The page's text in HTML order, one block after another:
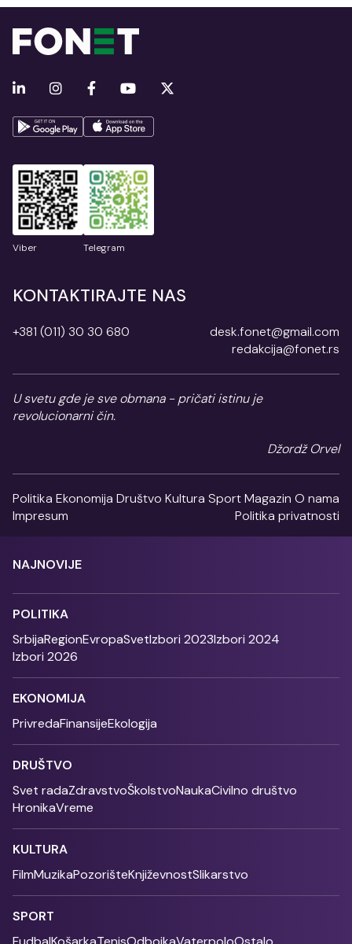
Viber Telegram
KONTAKTIRAJTE NAS
+381 (011) 30 30 680
desk.fonet@gmail.com
redakcija@fonet.rs
U svetu gde je sve obmana - pričati istinu je
revolucionarni čin.
Džordž Orvel
Politika Ekonomija Društvo Kultura SportMagazin O nama
Impresum
Politika privatnosti
NAJNOVIJE
POLITIKA
SrbijaRegionEvropaSvetIzbori 2023Izbori 2024
Izbori 2026
EKONOMIJA
PrivredaFinansijeEkologija
DRUŠTVO
Svet radaZdravstvoŠkolstvoNaukaCivilno društvo
HronikaVreme
KULTURA
FilmMuzikaPozorišteKnjiževnostSlikarstvo
SPORT